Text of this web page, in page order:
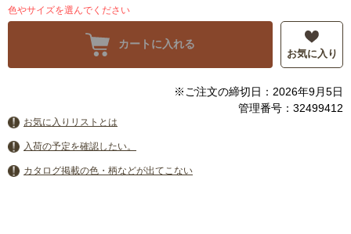
色やサイズを選んでください
カートに入れる
お気に入り
※ご注文の締切日：2026年9月5日
管理番号：32499412
お気に入りリストとは
入荷の予定を確認したい。
カタログ掲載の色・柄などが出てこない